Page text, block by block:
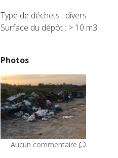
Type de déchets : divers
Surface du dépôt : > 10 m3
Photos
Aucun commentaire